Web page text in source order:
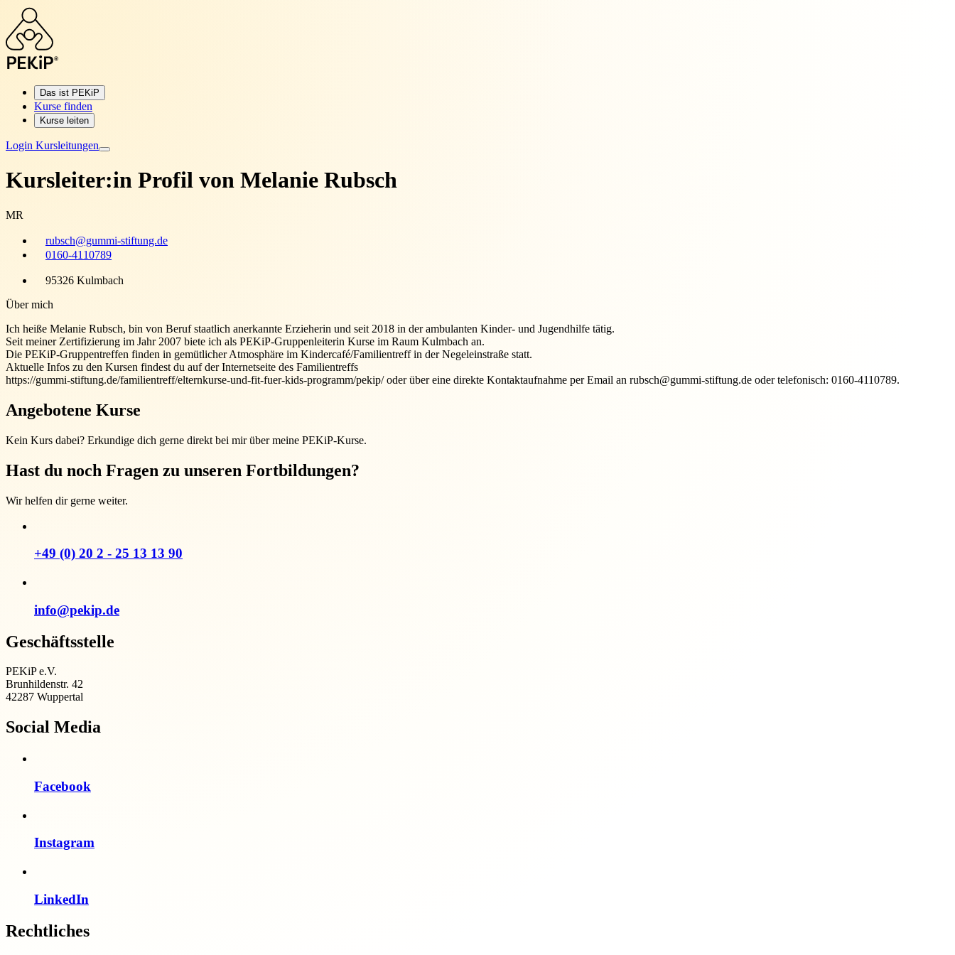
Das ist PEKiP
Kurse finden
Kurse leiten
Login Kursleitungen
Kursleiter:in Profil von Melanie Rubsch
MR
rubsch@gummi-stiftung.de
0160-4110789
95326 Kulmbach
Über mich
Ich heiße Melanie Rubsch, bin von Beruf staatlich anerkannte Erzieherin und seit 2018 in der ambulanten Kinder- und Jugendhilfe tätig.
Seit meiner Zertifizierung im Jahr 2007 biete ich als PEKiP-Gruppenleiterin Kurse im Raum Kulmbach an.
Die PEKiP-Gruppentreffen finden in gemütlicher Atmosphäre im Kindercafé/Familientreff in der Negeleinstraße statt.
Aktuelle Infos zu den Kursen findest du auf der Internetseite des Familientreffs
https://gummi-stiftung.de/familientreff/elternkurse-und-fit-fuer-kids-programm/pekip/ oder über eine direkte Kontaktaufnahme per Email an rubsch@gummi-stiftung.de oder telefonisch: 0160-4110789.
Angebotene Kurse
Kein Kurs dabei? Erkundige dich gerne direkt bei mir über meine PEKiP-Kurse.
Hast du noch Fragen zu unseren Fortbildungen?
Wir helfen dir gerne weiter.
+49 (0) 20 2 - 25 13 13 90
info@pekip.de
Geschäftsstelle
PEKiP e.V.
Brunhildenstr. 42
42287 Wuppertal
Social Media
Facebook
Instagram
LinkedIn
Rechtliches